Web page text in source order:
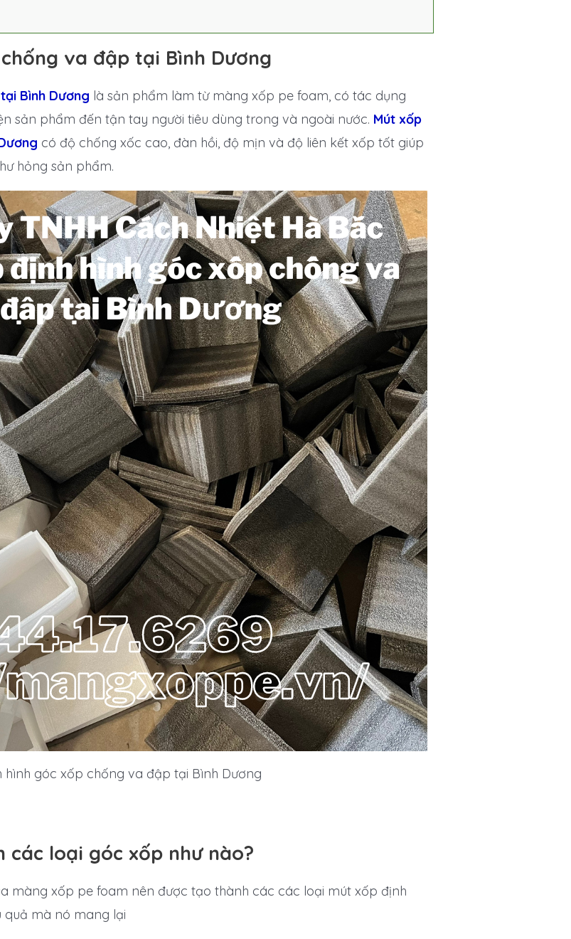
va đập tại Bình Dương
Bình Dương là sản phẩm làm từ màng xốp pe foam, có tác dụng
sản phẩm đến tận tay người tiêu dùng trong và ngoài nước. Mút xốp
có độ chống xốc cao, đàn hồi, độ mịn và độ liên kết xốp tốt giúp
hỏng sản phẩm.
hình góc xốp chống va đập tại Bình Dương
các loại góc xốp như nào?
màng xốp pe foam nên được tạo thành các các loại mút xốp định
quả mà nó mang lại